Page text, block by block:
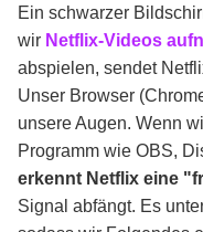
Ein schwarzer
wir Netflix-Videos
abspielen, sendet
Unser Browser
unsere Augen. Wenn
Programm wie OBS,
erkennt Netflix eine
Signal abfängt. Es